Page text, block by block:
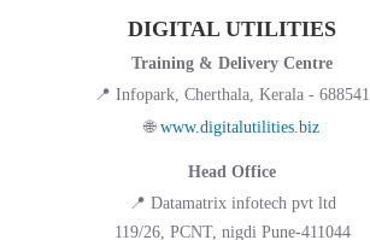
DIGITAL UTILITIES
Training & Delivery Centre
📍 Infopark, Cherthala, Kerala - 688541
🌐www.digitalutilities.biz
Head Office
📍 Datamatrix infotech pvt ltd
119/26, PCNT, nigdi Pune-411044